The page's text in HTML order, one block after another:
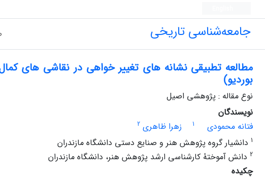
جامعه‌شناسی تاریخی
مطالعه تطبیقی نشانه های تغییر خواهی در نقاشی های
بوردیو)
نوع مقاله : پژوهشی اصیل
نویسندگان
فتانه محمودی
1 زهرا ظاهری 2
1 دانشیار گروه پژوهش هنر و صنایع دستی دانشگاه مازندران
2 دانش آموختۀ کارشناسی ارشد پژوهش هنر، دانشگاه مازندران
چکیده